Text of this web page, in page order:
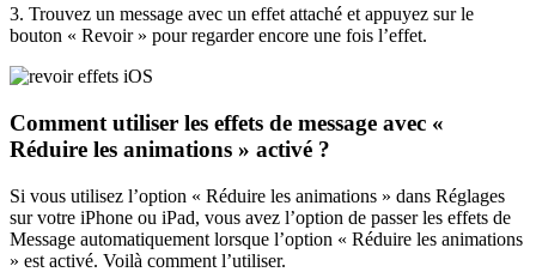
3. Trouvez un message avec un effet attaché et appuyez sur le
bouton « Revoir » pour regarder encore une fois l’effet.
Comment utiliser les effets de message avec «
Réduire les animations » activé ?
Si vous utilisez l’option « Réduire les animations » dans Réglages
sur votre iPhone ou iPad, vous avez l’option de passer les effets de
Message automatiquement lorsque l’option « Réduire les animations
» est activé. Voilà comment l’utiliser.